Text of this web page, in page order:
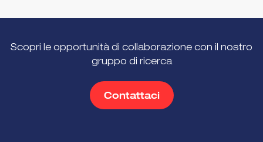
Scopri le opportunità di collaborazione con il nostro
gruppo di ricerca
Contattaci